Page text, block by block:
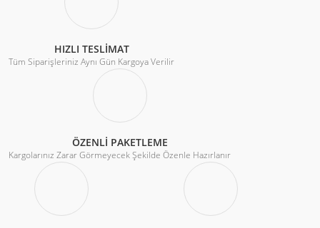
HIZLI TESLİMAT
Tüm Siparişleriniz Aynı Gün Kargoya Verilir
ÖZENLİ PAKETLEME
Kargolarınız Zarar Görmeyecek Şekilde Özenle Hazırlanır